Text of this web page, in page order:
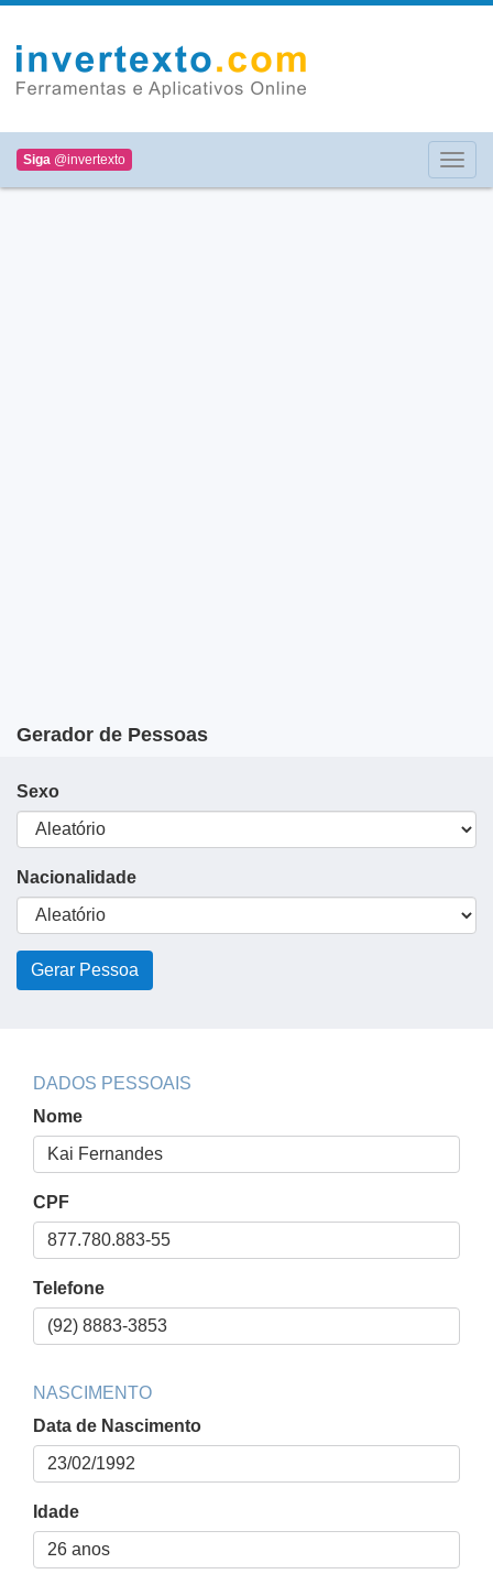
Siga @invertexto
Gerador de Pessoas
Sexo
Nacionalidade
Gerar Pessoa
DADOS PESSOAIS
Nome
CPF
Telefone
NASCIMENTO
Data de Nascimento
Idade